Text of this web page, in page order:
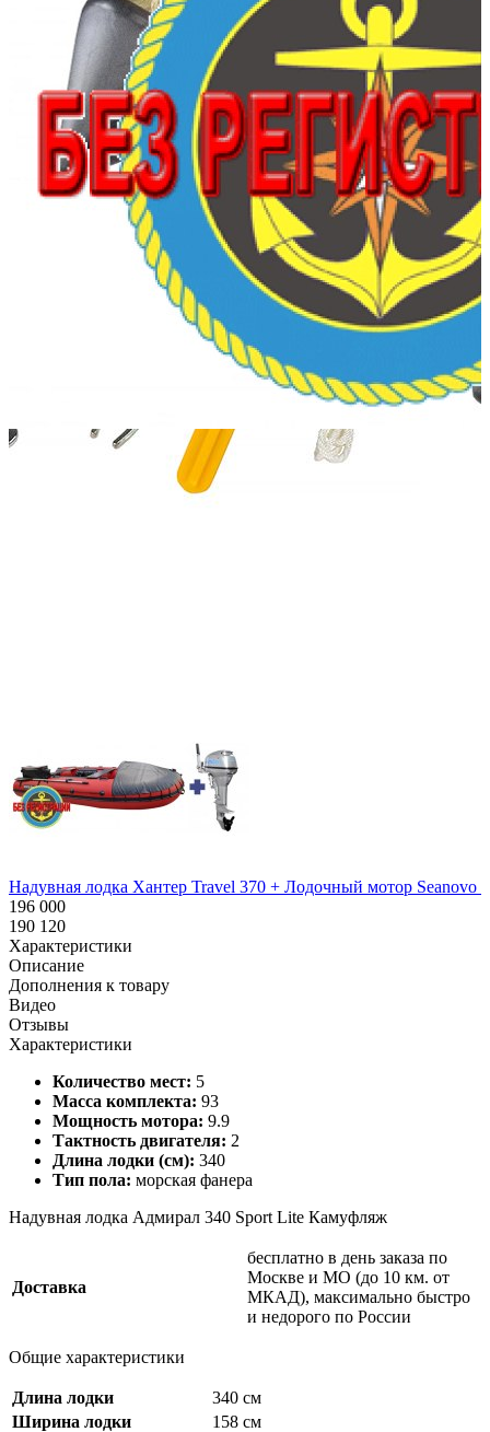
Мощность мотора:
Тактность двигателя:2
Длина лодки (см):
340
Тип пола:морская фанера
Добавить к сравнению
164 100
159 177
Сообщить о наличии
Способы оплаты
Квитанцией
Надувная лодка Хантер Travel 370 + Лодочный мотор Seanovo
196 000
190 120
Характеристики
Описание
Дополнения к товару
Видео
Отзывы
Характеристики
Количество мест: 5
Масса комплекта: 93
Мощность мотора: 9.9
Тактность двигателя: 2
Длина лодки (см): 340
Тип пола: морская фанера
Надувная лодка Адмирал 340 Sport Lite Камуфляж
Доставка
бесплатно в день заказа по
Москве и МО (до 10 км. от
МКАД), максимально быстро
и недорого по России
Общие характеристики
Длина лодки
340 см
Ширина лодки
158 см